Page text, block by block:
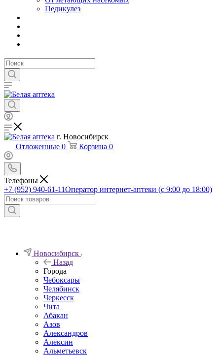
Педикулез
г. Новосибирск
Отложенные 0 Корзина 0
Телефоны
+7 (952) 940-61-11Оператор интернет-аптеки (с 9:00 до 18:00)
Новосибирск
Назад
Города
Чебоксары
Челябинск
Черкесск
Чита
Абакан
Азов
Александров
Алексин
Альметьевск